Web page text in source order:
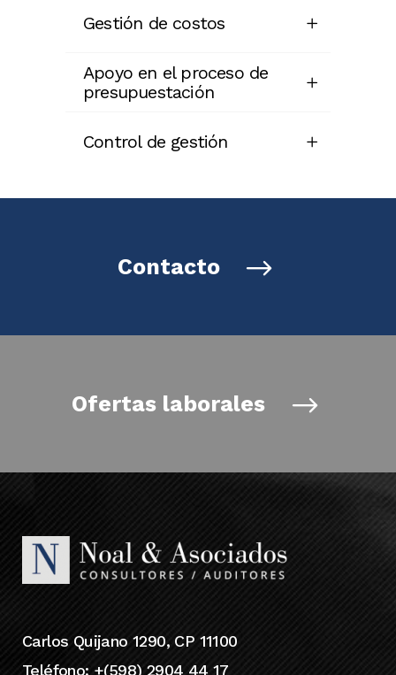
Gestión de costos
Apoyo en el proceso de
presupuestación
Control de gestión
Contacto
Ofertas laborales
Carlos Quijano 1290, CP 11100
Teléfono: +(598) 2904 44 17